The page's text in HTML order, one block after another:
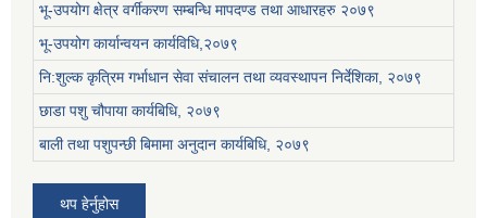
भू-उपयोग क्षेत्र वर्गीकरण सम्बन्धि मापदण्ड तथा आधारहरु २०७९
भू-उपयोग कार्यान्वयन कार्यविधि,२०७९
नि:शुल्क कृत्रिम गर्भाधान सेवा संचालन तथा व्यवस्थापन निर्देशिका, २०७९
छाडा पशु चौपाया कार्यबिधि, २०७९
बाली तथा पशुपन्छी बिमामा अनुदान कार्यबिधि, २०७९
थप हेर्नुहोस